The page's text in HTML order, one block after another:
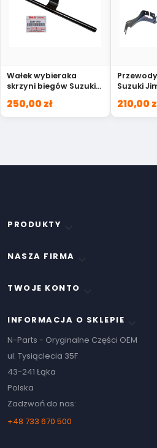
Wałek wybieraka
skrzyni biegów Suzuki
250,00 zł
Suzuki
210,00
PRODUKTY
NASZA FIRMA
TWOJE KONTO
INFORMACJA O SKLEPIE
N-Parts - Oryginalne Części OEM
ul. Tysiąclecia 35F
43-241 Łąka
Polska
Zadzwoń do nas:
+48 733 670 500